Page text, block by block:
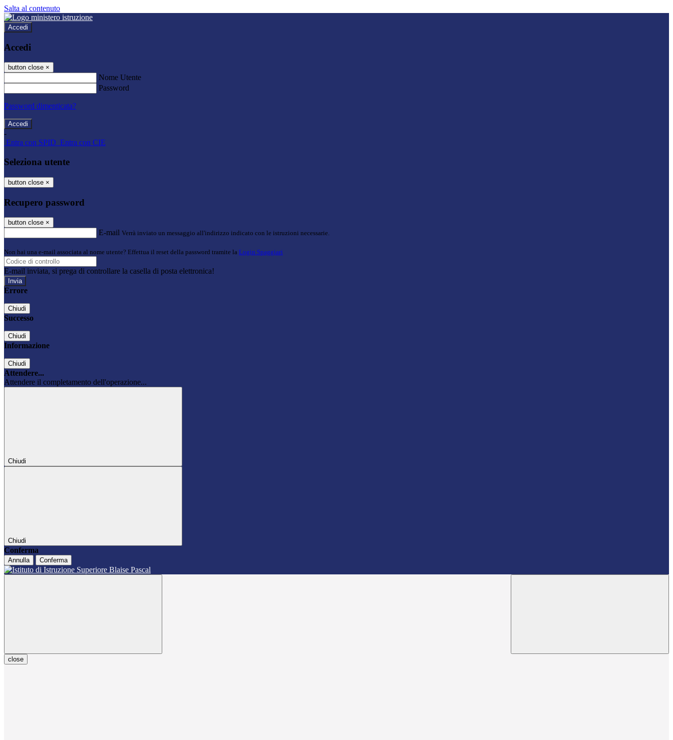
Salta al contenuto
Accedi
Accedi
button close ×
Nome Utente
Password
Password dimenticata?
-
Entra con SPID Entra con CIE
Seleziona utente
button close ×
Recupero password
button close ×
E-mail Verrà inviato un messaggio all'indirizzo indicato con le istruzioni necessarie.
Non hai una e-mail associata al nome utente? Effettua il reset della password tramite la Login Spaggiari
E-mail inviata, si prega di controllare la casella di posta elettronica!
Errore
Chiudi
Successo
Chiudi
Informazione
Chiudi
Attendere...
Attendere il completamento dell'operazione...
Chiudi
Chiudi
Conferma
Annulla Conferma
close